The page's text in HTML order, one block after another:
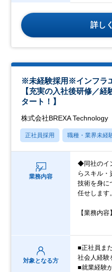
詳し
※未経験採用※インフラ
【充実の入社後研修／
タート！】
株式会社BREXA Technology
正社員採用 職種・業界未経
業務内容
◆同社のイ
らスキル・
技術を身に
任せします。
【業務内容】
対象となる方
■正社員ま
社会人経験
■就業経験